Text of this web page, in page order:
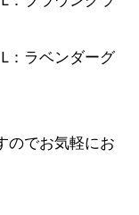
ラベンダーグ
のでお気軽にお